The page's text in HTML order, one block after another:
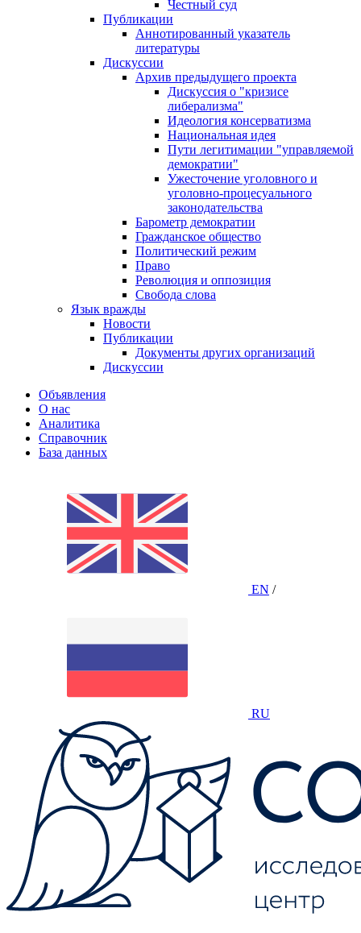
Честный суд
Публикации
Аннотированный указатель
литературы
Дискуссии
Архив предыдущего проекта
Дискуссия о "кризисе
либерализма"
Идеология консерватизма
Национальная идея
Пути легитимации "управляемой
демократии"
Ужесточение уголовного и
уголовно-процесуального
законодательства
Барометр демократии
Гражданское общество
Политический режим
Право
Революция и оппозиция
Свобода слова
Язык вражды
Новости
Публикации
Документы других организаций
Дискуссии
Объявления
О нас
Аналитика
Справочник
База данных
EN /
RU